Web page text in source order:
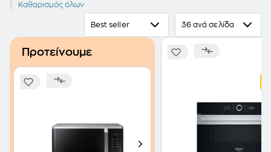
Inox
Καθαρισμός όλων
Best seller 36 ανά σελίδα
Προτείνουμε